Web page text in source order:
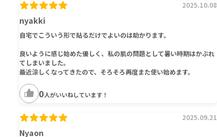
nyakki
2025.10.08
自宅でこういう形で貼るだけでよいのは助かります。
良いように感じ始めた優しく、私の肌の問題として暑い時期はかぶれ
てしまいました。
最近涼しくなってきたので、そろそろ再度また使い始めます。
0人がいいねしています！
Nyaon
2025.09.21